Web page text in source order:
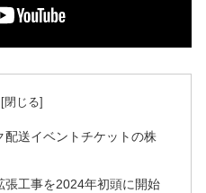
配送イベントチケットの株
張工事を2024年初頭に開始